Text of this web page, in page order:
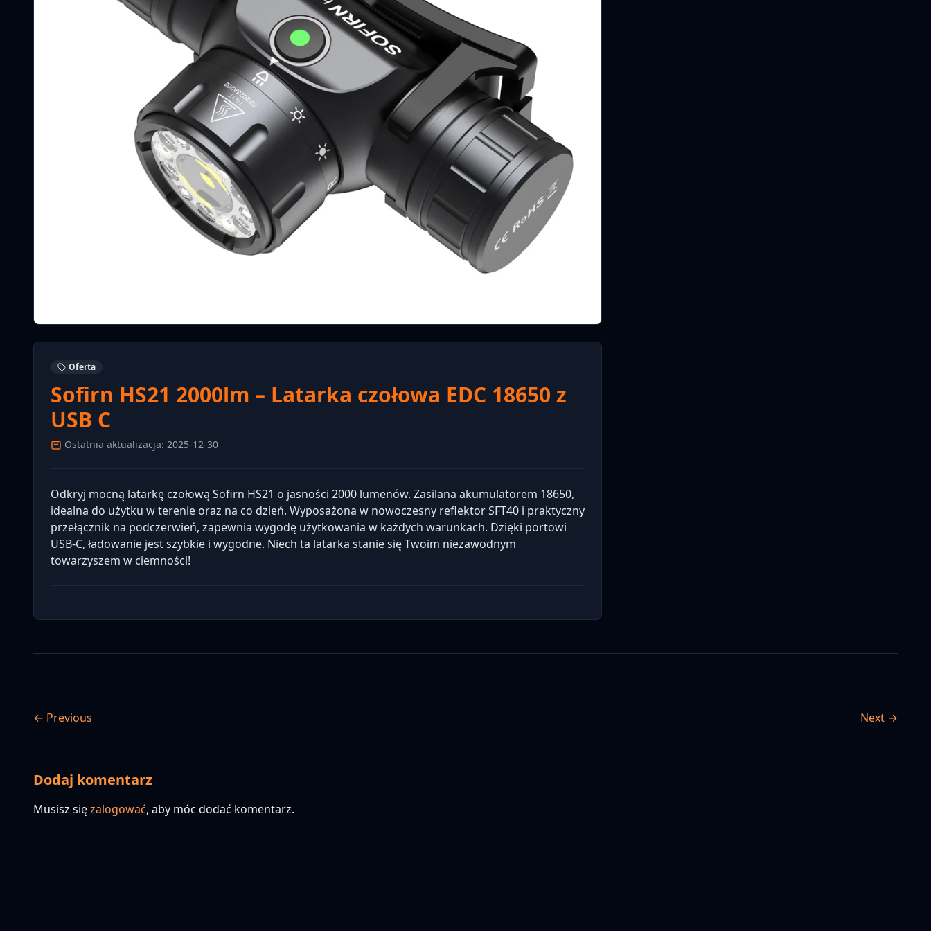
Oferta
Sofirn HS21 2000lm – Latarka czołowa EDC 18650 z
USB C
Ostatnia aktualizacja: 2025-12-30
Odkryj mocną latarkę czołową Sofirn HS21 o jasności 2000 lumenów. Zasilana akumulatorem 18650,
idealna do użytku w terenie oraz na co dzień. Wyposażona w nowoczesny reflektor SFT40 i praktyczny
przełącznik na podczerwień, zapewnia wygodę użytkowania w każdych warunkach. Dzięki portowi
USB-C, ładowanie jest szybkie i wygodne. Niech ta latarka stanie się Twoim niezawodnym
towarzyszem w ciemności!
← Previous Next →
Dodaj komentarz
Musisz sięzalogować, aby móc dodać komentarz.